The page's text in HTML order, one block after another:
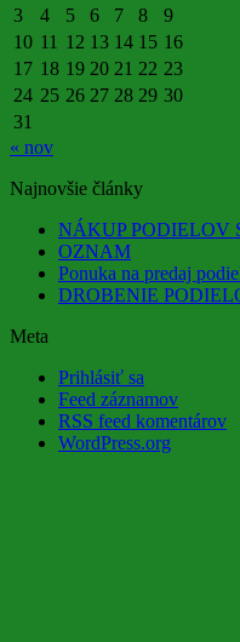
3
4 5 6 7 8
9
10 11 12 13 14 15 16
17 18 19 20 21 22 23
24 25 26 27 28 29 30
31
« nov
Najnovšie články
NÁKUP PODIELOV
OZNAM
Ponuka na predaj
DROBENIE
Meta
Prihlásiť sa
Feed záznamov
RSS feed komentárov
WordPress.org